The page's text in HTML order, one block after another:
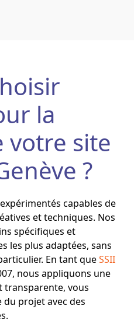
la
votre site
?
capables de
et techniques. Nos
spécifiques et
les plus adaptées, sans
En tant queSSII
nous appliquons une
transparente, vous
projet avec des